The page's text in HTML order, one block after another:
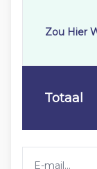
Zou Hier
Totaal